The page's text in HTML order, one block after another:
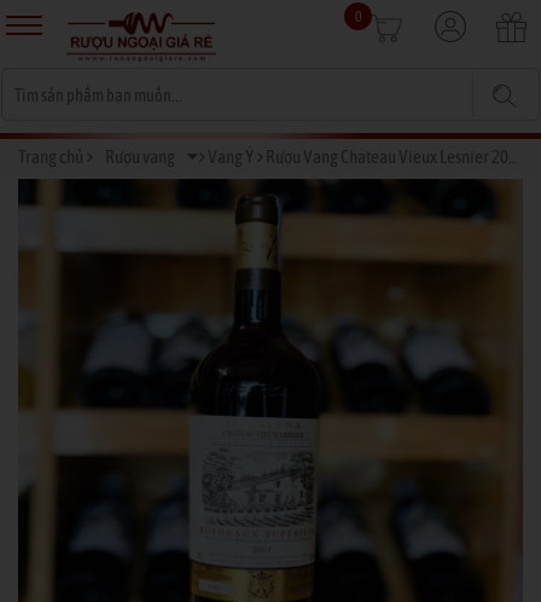
0
Trang chủ Rượu vang Vang Ý Rượu Vang Chateau Vieux Lesnier 2019